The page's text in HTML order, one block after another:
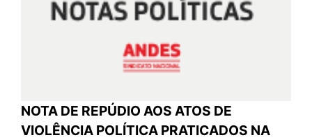
NOTA DE REPÚDIO AOS ATOS DE
VIOLÊNCIA POLÍTICA PRATICADOS NA